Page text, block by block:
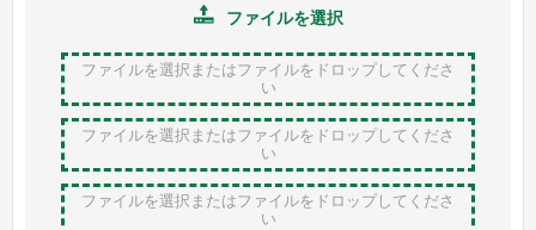
ファイルを選択
ファイルを選択またはファイルをドロップしてくださ
い
ファイルを選択またはファイルをドロップしてくださ
い
ファイルを選択またはファイルをドロップしてくださ
い